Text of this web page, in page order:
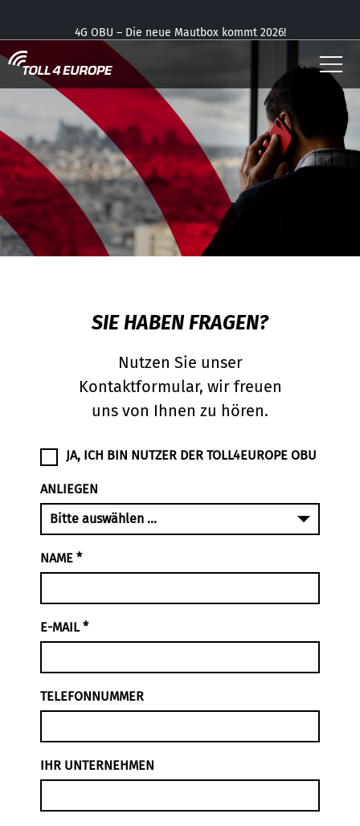
4G OBU – Die neue Mautbox kommt 2026!
APP – jetzt mit dem kostenlosen Parkplatz-Feature
KONTAKT
DOWNLOADS
KONTAKT - TOLL4EUROPE
SIE HABEN FRAGEN?
Nutzen Sie unser
Kontaktformular, wir freuen
uns von Ihnen zu hören.
JA, ICH BIN NUTZER DER TOLL4EUROPE OBU
ANLIEGEN
NAME *
E-MAIL*
TELEFONNUMMER
IHR UNTERNEHMEN